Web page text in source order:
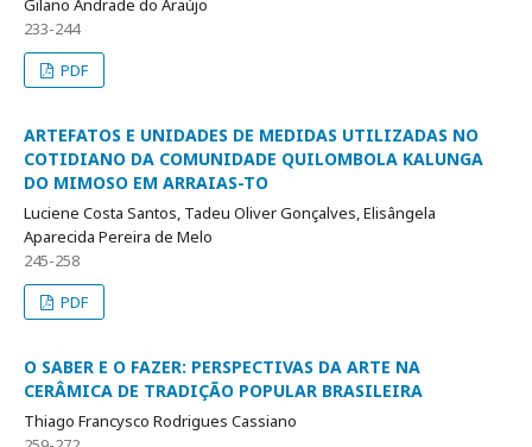
Gilano Andrade do Araújo
233-244
PDF
ARTEFATOS E UNIDADES DE MEDIDAS UTILIZADAS NO
COTIDIANO DA COMUNIDADE QUILOMBOLA KALUNGA
DO MIMOSO EM ARRAIAS-TO
Luciene Costa Santos, Tadeu Oliver Gonçalves, Elisângela
Aparecida Pereira de Melo
245-258
PDF
O SABER E O FAZER: PERSPECTIVAS DA ARTE NA
CERÂMICA DE TRADIÇÃO POPULAR BRASILEIRA
Thiago Francysco Rodrigues Cassiano